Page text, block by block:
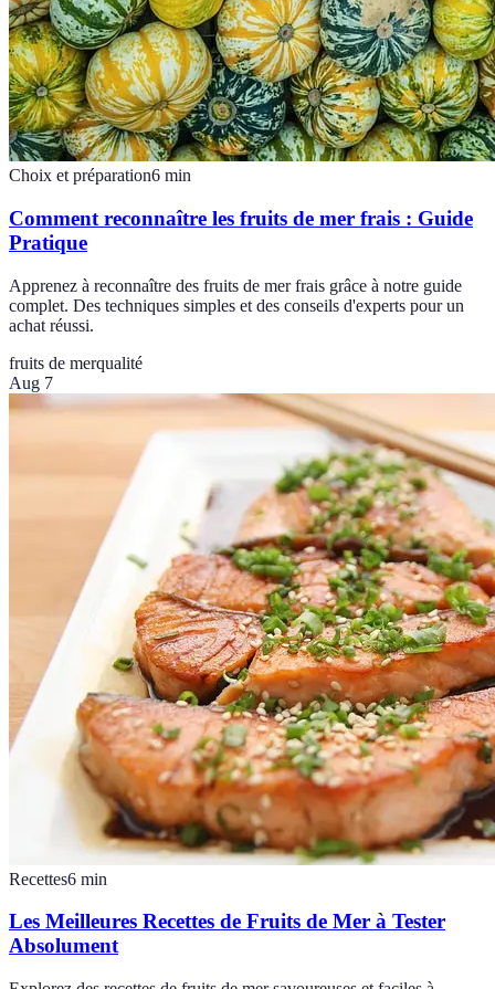
Choix et préparation6 min
Comment reconnaître les fruits de mer frais : Guide
Pratique
Apprenez à reconnaître des fruits de mer frais grâce à notre guide
complet. Des techniques simples et des conseils d'experts pour un
achat réussi.
fruits de merqualité
Aug 7
Recettes6 min
Les Meilleures Recettes de Fruits de Mer à Tester
Absolument